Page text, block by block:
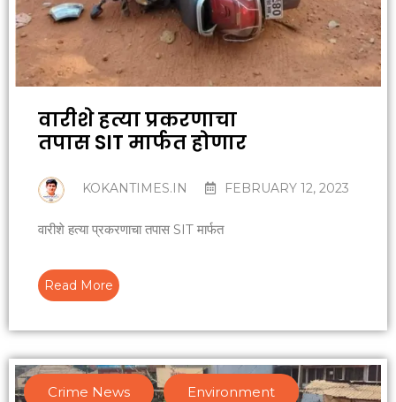
वारीशे हत्या प्रकरणाचा
तपास SIT मार्फत होणार
KOKANTIMES.IN FEBRUARY 12, 2023
वारीशे हत्या प्रकरणाचा तपास SIT मार्फत
Read More
Crime News , Environment ,